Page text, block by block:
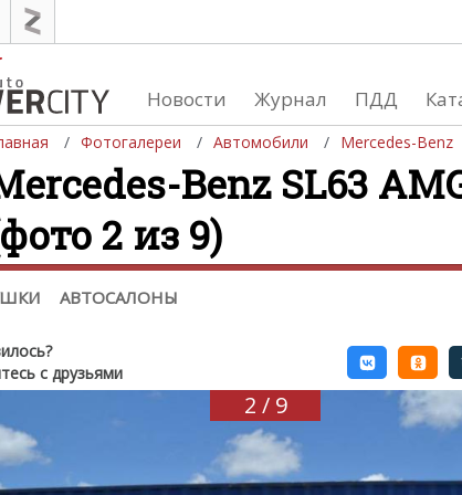
Новости Журнал ПДД
Фотогалереи Автомобили Mercedes-Benz
Benz SL63
2 из 9)
АВТОСАЛОНЫ
добавления
(+1102)
Девушки
Девушки и автомобили
Девушки и мото
Список
с друзьями
2 / 9